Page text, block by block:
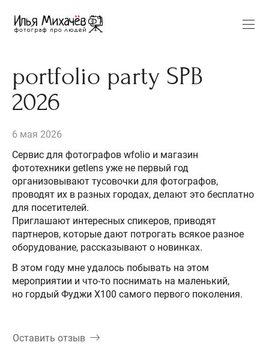
portfolio party SPB
2026
6 мая 2026
Сервис для фотографов wfolio и магазин
фототехники getlens уже не первый год
организовывают тусовочки для фотографов,
проводят их в разных городах, делают это бесплатно
для посетителей.
Приглашают интересных спикеров, приводят
партнеров, которые дают потрогать всякое разное
оборудование, рассказывают о новинках.
В этом году мне удалось побывать на этом
мероприятии и что-то поснимать на маленький,
но гордый Фуджи Х100 самого первого поколения.
Оставить отзыв